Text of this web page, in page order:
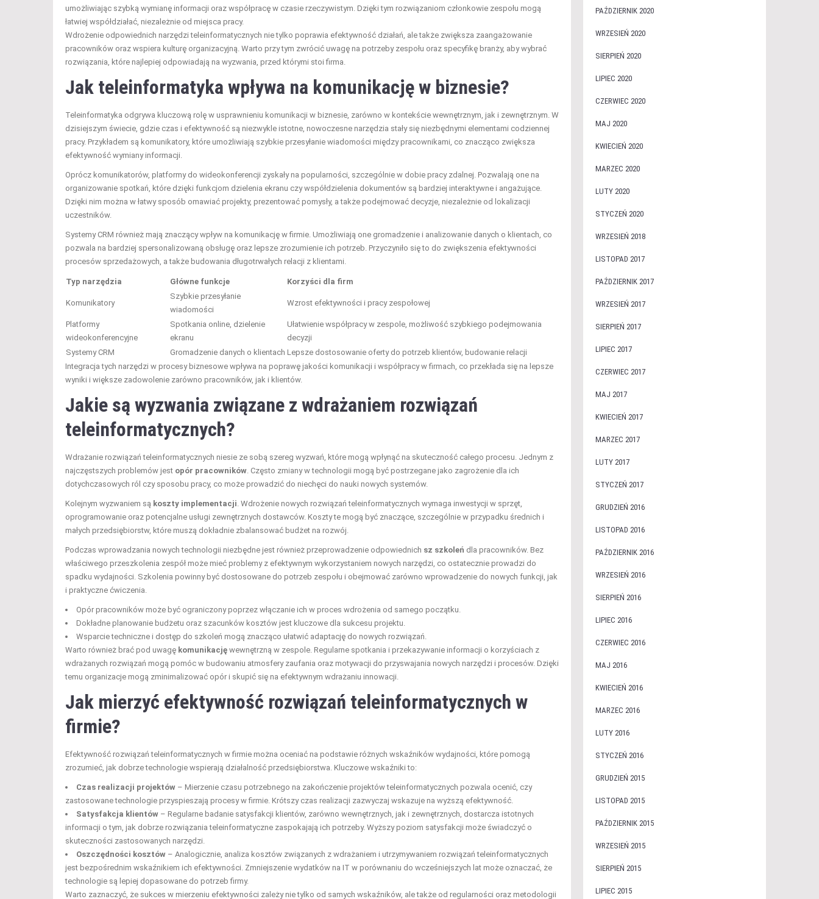
umożliwiając szybką wymianę informacji oraz współpracę w czasie rzeczywistym. Dzięki tym rozwiązaniom członkowie zespołu mogą
łatwiej współdziałać, niezależnie od miejsca pracy.
Wdrożenie odpowiednich narzędzi teleinformatycznych nie tylko poprawia efektywność działań, ale także zwiększa zaangażowanie
pracowników oraz wspiera kulturę organizacyjną. Warto przy tym zwrócić uwagę na potrzeby zespołu oraz specyfikę branży, aby wybrać
rozwiązania, które najlepiej odpowiadają na wyzwania, przed którymi stoi firma.
Jak teleinformatyka wpływa na komunikację w biznesie?
Teleinformatyka odgrywa kluczową rolę w usprawnieniu komunikacji w biznesie, zarówno w kontekście wewnętrznym, jak i zewnętrznym. W
dzisiejszym świecie, gdzie czas i efektywność są niezwykle istotne, nowoczesne narzędzia stały się niezbędnymi elementami codziennej
pracy. Przykładem są komunikatory, które umożliwiają szybkie przesyłanie wiadomości między pracownikami, co znacząco zwiększa
efektywność wymiany informacji.
Oprócz komunikatorów, platformy do wideokonferencji zyskały na popularności, szczególnie w dobie pracy zdalnej. Pozwalają one na
organizowanie spotkań, które dzięki funkcjom dzielenia ekranu czy współdzielenia dokumentów są bardziej interaktywne i angażujące.
Dzięki nim można w łatwy sposób omawiać projekty, prezentować pomysły, a także podejmować decyzje, niezależnie od lokalizacji
uczestników.
Systemy CRM również mają znaczący wpływ na komunikację w firmie. Umożliwiają one gromadzenie i analizowanie danych o klientach, co
pozwala na bardziej spersonalizowaną obsługę oraz lepsze zrozumienie ich potrzeb. Przyczyniło się to do zwiększenia efektywności
procesów sprzedażowych, a także budowania długotrwałych relacji z klientami.
Typ narzędzia Główne funkcje Korzyści dla firm
Komunikatory
Szybkie przesyłanie
wiadomości
Wzrost efektywności i pracy zespołowej
Platformy
wideokonferencyjne
Spotkania online, dzielenie
ekranu
Ułatwienie współpracy w zespole, możliwość szybkiego podejmowania
decyzji
Systemy CRM
Gromadzenie danych o klientach Lepsze dostosowanie oferty do potrzeb klientów, budowanie relacji
Integracja tych narzędzi w procesy biznesowe wpływa na poprawę jakości komunikacji i współpracy w firmach, co przekłada się na lepsze
wyniki i większe zadowolenie zarówno pracowników, jak i klientów.
Jakie są wyzwania związane z wdrażaniem rozwiązań
teleinformatycznych?
Wdrażanie rozwiązań teleinformatycznych niesie ze sobą szereg wyzwań, które mogą wpłynąć na skuteczność całego procesu. Jednym z
najczęstszych problemów jest opór pracowników . Często zmiany w technologii mogą być postrzegane jako zagrożenie dla ich
dotychczasowych ról czy sposobu pracy, co może prowadzić do niechęci do nauki nowych systemów.
Kolejnym wyzwaniem są koszty implementacji . Wdrożenie nowych rozwiązań teleinformatycznych wymaga inwestycji w sprzęt,
oprogramowanie oraz potencjalne usługi zewnętrznych dostawców. Koszty te mogą być znaczące, szczególnie w przypadku średnich i
małych przedsiębiorstw, które muszą dokładnie zbalansować budżet na rozwój.
Podczas wprowadzania nowych technologii niezbędne jest również przeprowadzenie odpowiednich sz szkoleń dla pracowników. Bez
właściwego przeszkolenia zespół może mieć problemy z efektywnym wykorzystaniem nowych narzędzi, co ostatecznie prowadzi do
spadku wydajności. Szkolenia powinny być dostosowane do potrzeb zespołu i obejmować zarówno wprowadzenie do nowych funkcji, jak
i praktyczne ćwiczenia.
Opór pracowników może być ograniczony poprzez włączanie ich w proces wdrożenia od samego początku.
Dokładne planowanie budżetu oraz szacunków kosztów jest kluczowe dla sukcesu projektu.
Wsparcie techniczne i dostęp do szkoleń mogą znacząco ułatwić adaptację do nowych rozwiązań.
Warto również brać pod uwagę komunikację wewnętrzną w zespole. Regularne spotkania i przekazywanie informacji o korzyściach z
wdrażanych rozwiązań mogą pomóc w budowaniu atmosfery zaufania oraz motywacji do przyswajania nowych narzędzi i procesów. Dzięki
temu organizacje mogą zminimalizować opór i skupić się na efektywnym wdrażaniu innowacji.
Jak mierzyć efektywność rozwiązań teleinformatycznych w
firmie?
Efektywność rozwiązań teleinformatycznych w firmie można oceniać na podstawie różnych wskaźników wydajności, które pomogą
zrozumieć, jak dobrze technologie wspierają działalność przedsiębiorstwa. Kluczowe wskaźniki to:
Czas realizacji projektów – Mierzenie czasu potrzebnego na zakończenie projektów teleinformatycznych pozwala ocenić, czy
zastosowane technologie przyspieszają procesy w firmie. Krótszy czas realizacji zazwyczaj wskazuje na wyższą efektywność.
Satysfakcja klientów – Regularne badanie satysfakcji klientów, zarówno wewnętrznych, jak i zewnętrznych, dostarcza istotnych
informacji o tym, jak dobrze rozwiązania teleinformatyczne zaspokajają ich potrzeby. Wyższy poziom satysfakcji może świadczyć o
skuteczności zastosowanych narzędzi.
Oszczędności kosztów – Analogicznie, analiza kosztów związanych z wdrażaniem i utrzymywaniem rozwiązań teleinformatycznych
jest bezpośrednim wskaźnikiem ich efektywności. Zmniejszenie wydatków na IT w porównaniu do wcześniejszych lat może oznaczać, że
technologie są lepiej dopasowane do potrzeb firmy.
Warto zaznaczyć, że sukces w mierzeniu efektywności zależy nie tylko od samych wskaźników, ale także od regularności oraz metodologii
PAŹDZIERNIK 2020
WRZESIEŃ 2020
SIERPIEŃ 2020
LIPIEC 2020
CZERWIEC 2020
MAJ 2020
KWIECIEŃ 2020
MARZEC 2020
LUTY 2020
STYCZEŃ 2020
WRZESIEŃ 2018
LISTOPAD 2017
PAŹDZIERNIK 2017
WRZESIEŃ 2017
SIERPIEŃ 2017
LIPIEC 2017
CZERWIEC 2017
MAJ 2017
KWIECIEŃ 2017
MARZEC 2017
LUTY 2017
STYCZEŃ 2017
GRUDZIEŃ 2016
LISTOPAD 2016
PAŹDZIERNIK 2016
WRZESIEŃ 2016
SIERPIEŃ 2016
LIPIEC 2016
CZERWIEC 2016
MAJ 2016
KWIECIEŃ 2016
MARZEC 2016
LUTY 2016
STYCZEŃ 2016
GRUDZIEŃ 2015
LISTOPAD 2015
PAŹDZIERNIK 2015
WRZESIEŃ 2015
SIERPIEŃ 2015
LIPIEC 2015